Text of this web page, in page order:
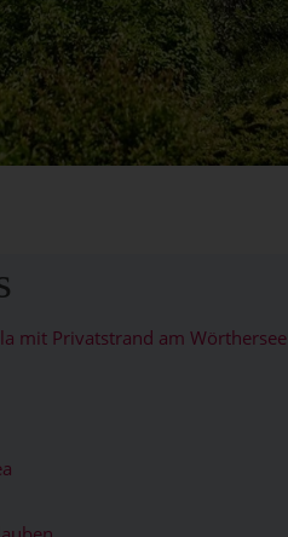
mit Privatstrand am Wörthersee